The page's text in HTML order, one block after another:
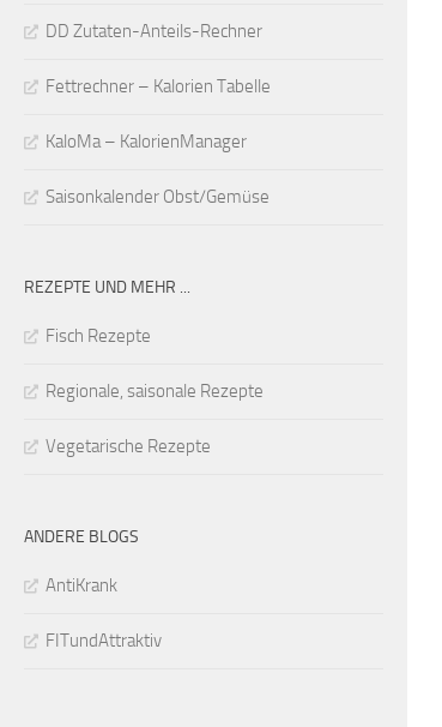
DD Zutaten-Anteils-Rechner
Fettrechner – Kalorien Tabelle
KaloMa – KalorienManager
Saisonkalender Obst/Gemüse
REZEPTE UND MEHR ...
Fisch Rezepte
Regionale, saisonale Rezepte
Vegetarische Rezepte
ANDERE BLOGS
AntiKrank
FITundAttraktiv